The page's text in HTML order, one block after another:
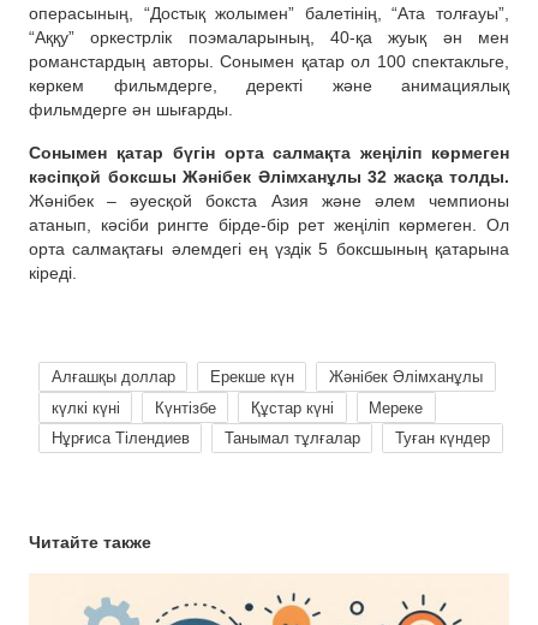
операсының, “Достық жолымен” балетінің, “Ата толғауы”,
“Аққу” оркестрлік поэмаларының, 40-қа жуық ән мен
романстардың авторы. Сонымен қатар ол 100 спектакльге,
көркем фильмдерге, деректі және анимациялық
фильмдерге ән шығарды.
Сонымен қатар бүгін орта салмақта жеңіліп көрмеген
кәсіпқой боксшы Жәнібек Әлімханұлы 32 жасқа толды.
Жәнібек – әуесқой бокста Азия және әлем чемпионы
атанып, кәсіби рингте бірде-бір рет жеңіліп көрмеген. Ол
орта салмақтағы әлемдегі ең үздік 5 боксшының қатарына
кіреді.
Алғашқы доллар Ерекше күн
Жәнібек Әлімханұлы
күлкі күні
Күнтізбе Құстар күні
Мереке
Нұрғиса Тілендиев
Танымал тұлғалар Туған күндер
Читайте также